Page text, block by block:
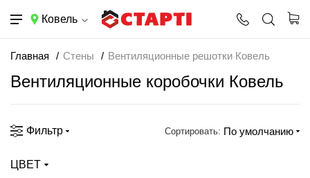
Ковель
Главная Стены Вентиляционные решотки Ковель
Вентиляционные коробочки Ковель
Фильтр Сортировать: По умолчанию
ЦВЕТ